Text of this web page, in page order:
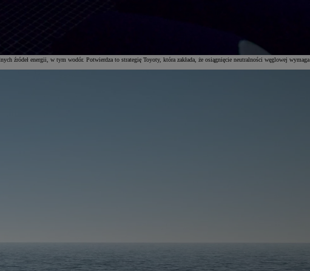
źródeł energii, w tym wodór. Potwierdza to strategię Toyoty, która zakłada, że osiągnięcie neutralności węglowej wymaga